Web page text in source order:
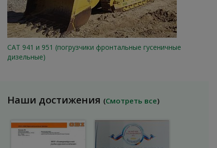
CAT 941 и 951 (погрузчики фронтальные гусеничные
дизельные)
Наши достижения (Смотреть все)